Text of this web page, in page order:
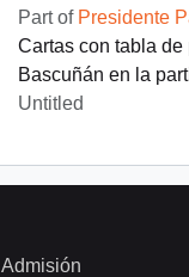
Part of Presidente
Cartas con tabla
Bascuñán en la
Untitled
Admisión